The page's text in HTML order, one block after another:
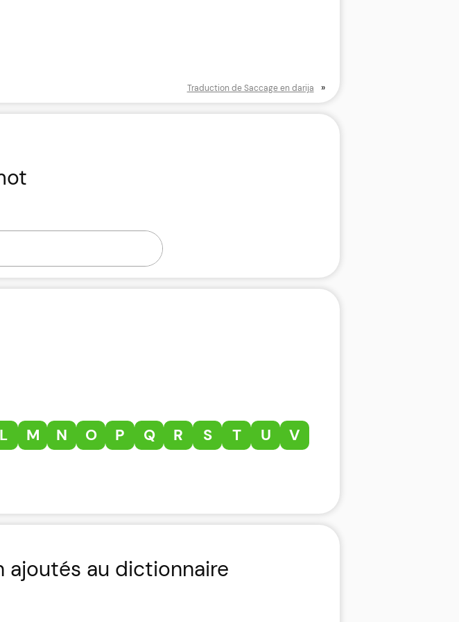
Traduction de Saccage en darija »
L M N O P Q R S T U
V
ajoutés au dictionnaire